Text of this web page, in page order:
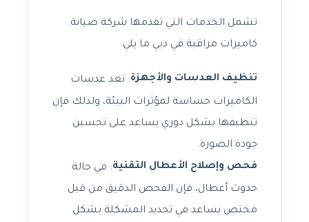
تشمل الخدمات التي تقدمها شركة صيانة
كاميرات مراقبة في دبي ما يلي:
تنظيف العدسات والأجهزة: تعد عدسات
الكاميرات حساسة لمؤثرات البيئة، ولذلك فإن
تنظيفها بشكل دوري يساعد على تحسين
جودة الصورة.
فحص وإصلاح الأعطال التقنية: في حالة
حدوث أعطال، فإن الفحص الدقيق من قبل
مختص يساعد في تحديد المشكلة بشكل